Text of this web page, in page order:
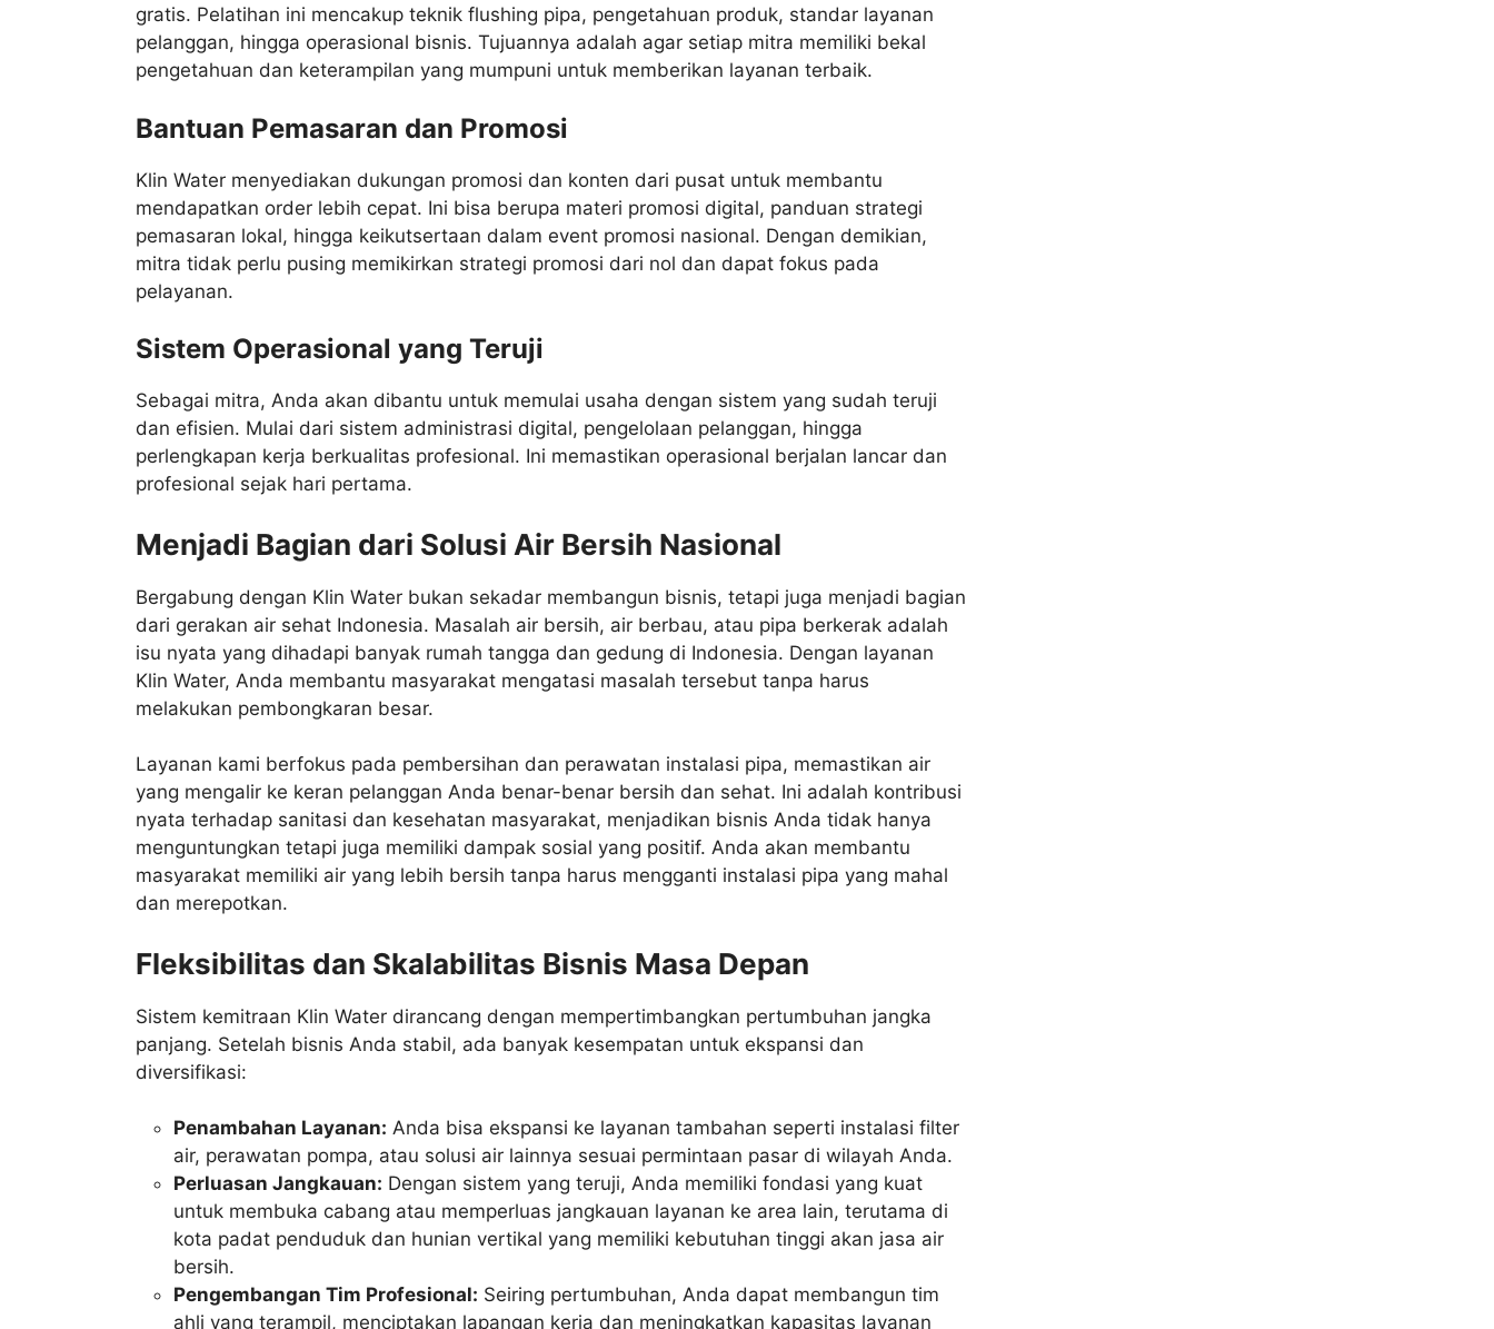
gratis. Pelatihan ini mencakup teknik flushing pipa, pengetahuan produk, standar layanan
pelanggan, hingga operasional bisnis. Tujuannya adalah agar setiap mitra memiliki bekal
pengetahuan dan keterampilan yang mumpuni untuk memberikan layanan terbaik.
Bantuan Pemasaran dan Promosi
Klin Water menyediakan dukungan promosi dan konten dari pusat untuk membantu
mendapatkan order lebih cepat. Ini bisa berupa materi promosi digital, panduan strategi
pemasaran lokal, hingga keikutsertaan dalam event promosi nasional. Dengan demikian,
mitra tidak perlu pusing memikirkan strategi promosi dari nol dan dapat fokus pada
pelayanan.
Sistem Operasional yang Teruji
Sebagai mitra, Anda akan dibantu untuk memulai usaha dengan sistem yang sudah teruji
dan efisien. Mulai dari sistem administrasi digital, pengelolaan pelanggan, hingga
perlengkapan kerja berkualitas profesional. Ini memastikan operasional berjalan lancar dan
profesional sejak hari pertama.
Menjadi Bagian dari Solusi Air Bersih Nasional
Bergabung dengan Klin Water bukan sekadar membangun bisnis, tetapi juga menjadi bagian
dari gerakan air sehat Indonesia. Masalah air bersih, air berbau, atau pipa berkerak adalah
isu nyata yang dihadapi banyak rumah tangga dan gedung di Indonesia. Dengan layanan
Klin Water, Anda membantu masyarakat mengatasi masalah tersebut tanpa harus
melakukan pembongkaran besar.
Layanan kami berfokus pada pembersihan dan perawatan instalasi pipa, memastikan air
yang mengalir ke keran pelanggan Anda benar-benar bersih dan sehat. Ini adalah kontribusi
nyata terhadap sanitasi dan kesehatan masyarakat, menjadikan bisnis Anda tidak hanya
menguntungkan tetapi juga memiliki dampak sosial yang positif. Anda akan membantu
masyarakat memiliki air yang lebih bersih tanpa harus mengganti instalasi pipa yang mahal
dan merepotkan.
Fleksibilitas dan Skalabilitas Bisnis Masa Depan
Sistem kemitraan Klin Water dirancang dengan mempertimbangkan pertumbuhan jangka
panjang. Setelah bisnis Anda stabil, ada banyak kesempatan untuk ekspansi dan
diversifikasi:
Penambahan Layanan: Anda bisa ekspansi ke layanan tambahan seperti instalasi filter
air, perawatan pompa, atau solusi air lainnya sesuai permintaan pasar di wilayah Anda.
Perluasan Jangkauan: Dengan sistem yang teruji, Anda memiliki fondasi yang kuat
untuk membuka cabang atau memperluas jangkauan layanan ke area lain, terutama di
kota padat penduduk dan hunian vertikal yang memiliki kebutuhan tinggi akan jasa air
bersih.
Pengembangan Tim Profesional: Seiring pertumbuhan, Anda dapat membangun tim
ahli yang terampil, menciptakan lapangan kerja dan meningkatkan kapasitas layanan